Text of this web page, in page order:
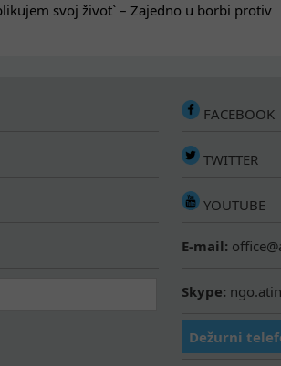
svoj život` – Zajedno u borbi protiv
FACEBOOK
TWITTER
YOUTUBE
E-mail:
Skype:
Dežurni